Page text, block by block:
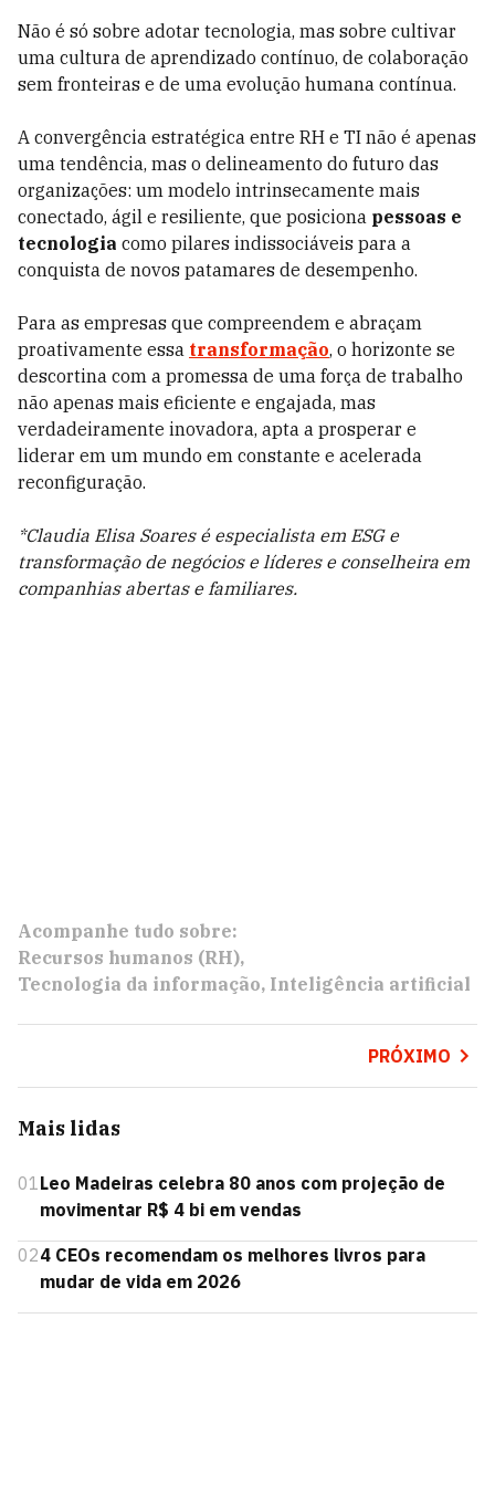
Não é só sobre adotar tecnologia, mas sobre cultivar
uma cultura de aprendizado contínuo, de colaboração
sem fronteiras e de uma evolução humana contínua.
A convergência estratégica entre RH e TI não é apenas
uma tendência, mas o delineamento do futuro das
organizações: um modelo intrinsecamente mais
conectado, ágil e resiliente, que posiciona pessoas e
tecnologia como pilares indissociáveis para a
conquista de novos patamares de desempenho.
Para as empresas que compreendem e abraçam
proativamente essa transformação, o horizonte se
descortina com a promessa de uma força de trabalho
não apenas mais eficiente e engajada, mas
verdadeiramente inovadora, apta a prosperar e
liderar em um mundo em constante e acelerada
reconfiguração.
*Claudia Elisa Soares é especialista em ESG e
transformação de negócios e líderes e conselheira em
companhias abertas e familiares.
Acompanhe tudo sobre:
Recursos humanos (RH)
Tecnologia da informação Inteligência artificial
PRÓXIMO
Mais lidas
01Leo Madeiras celebra 80 anos com projeção de
movimentar R$ 4 bi em vendas
024 CEOs recomendam os melhores livros para
mudar de vida em 2026